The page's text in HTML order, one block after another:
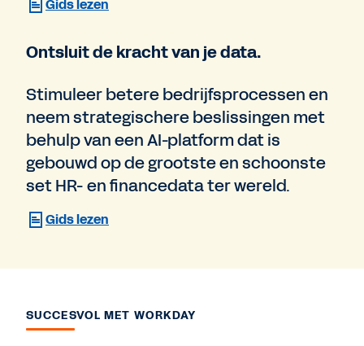
Gids lezen
Ontsluit de kracht van je data.
Stimuleer betere bedrijfsprocessen en
neem strategischere beslissingen met
behulp van een AI-platform dat is
gebouwd op de grootste en schoonste
set HR- en financedata ter wereld.
Gids lezen
SUCCESVOL MET WORKDAY